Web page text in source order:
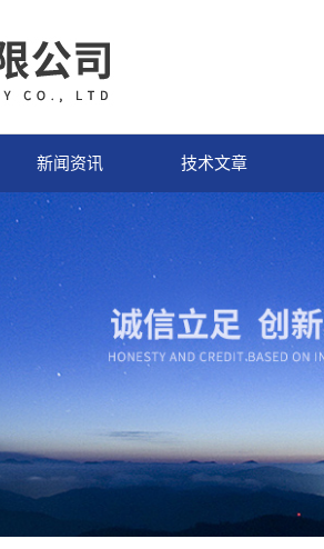
新闻资讯 技术文章